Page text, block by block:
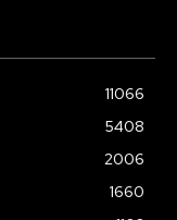
11066
5408
2006
1660